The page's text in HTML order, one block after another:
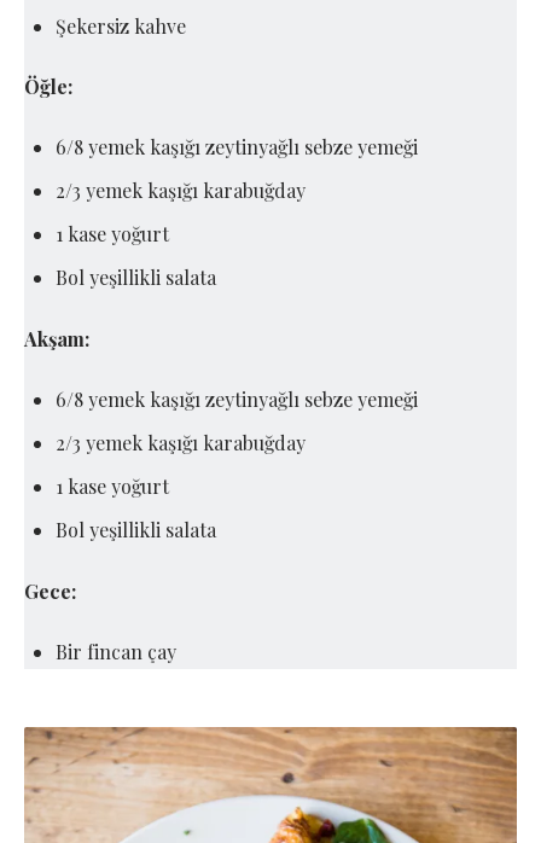
Şekersiz kahve
Öğle:
6/8 yemek kaşığı zeytinyağlı sebze yemeği
2/3 yemek kaşığı karabuğday
1 kase yoğurt
Bol yeşillikli salata
Akşam:
6/8 yemek kaşığı zeytinyağlı sebze yemeği
2/3 yemek kaşığı karabuğday
1 kase yoğurt
Bol yeşillikli salata
Gece:
Bir fincan çay